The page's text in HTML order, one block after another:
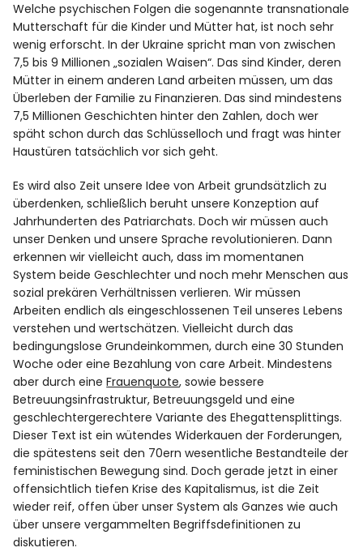
Welche psychischen Folgen die sogenannte transnationale
Mutterschaft für die Kinder und Mütter hat, ist noch sehr
wenig erforscht. In der Ukraine spricht man von zwischen
7,5 bis 9 Millionen „sozialen Waisen“. Das sind Kinder, deren
Mütter in einem anderen Land arbeiten müssen, um das
Überleben der Familie zu Finanzieren. Das sind mindestens
7,5 Millionen Geschichten hinter den Zahlen, doch wer
späht schon durch das Schlüsselloch und fragt was hinter
Haustüren tatsächlich vor sich geht.
Es wird also Zeit unsere Idee von Arbeit grundsätzlich zu
überdenken, schließlich beruht unsere Konzeption auf
Jahrhunderten des Patriarchats. Doch wir müssen auch
unser Denken und unsere Sprache revolutionieren. Dann
erkennen wir vielleicht auch, dass im momentanen
System beide Geschlechter und noch mehr Menschen aus
sozial prekären Verhältnissen verlieren. Wir müssen
Arbeiten endlich als eingeschlossenen Teil unseres Lebens
verstehen und wertschätzen. Vielleicht durch das
bedingungslose Grundeinkommen, durch eine 30 Stunden
Woche oder eine Bezahlung von care Arbeit. Mindestens
aber durch eineFrauenquote, sowie bessere
Betreuungsinfrastruktur, Betreuungsgeld und eine
geschlechtergerechtere Variante des Ehegattensplittings.
Dieser Text ist ein wütendes Widerkauen der Forderungen,
die spätestens seit den 70ern wesentliche Bestandteile der
feministischen Bewegung sind. Doch gerade jetzt in einer
offensichtlich tiefen Krise des Kapitalismus, ist die Zeit
wieder reif, offen über unser System als Ganzes wie auch
über unsere vergammelten Begriffsdefinitionen zu
diskutieren.